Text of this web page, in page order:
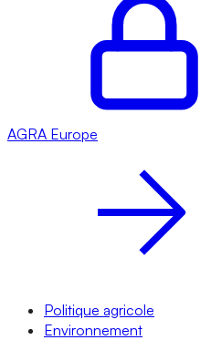
AGRA Europe
Politique agricole
Environnement